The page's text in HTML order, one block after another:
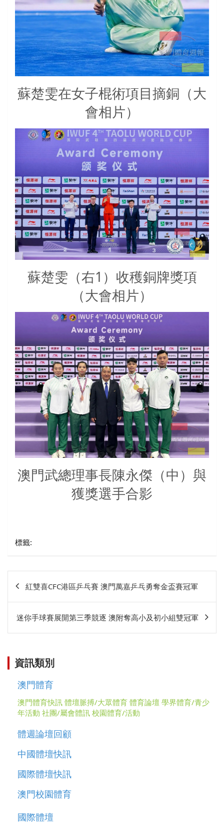
蘇楚雯在女子棍術項目摘銅（大
會相片）
蘇楚雯（右1）收穫銅牌獎項
（大會相片）
澳門武總理事長陳永傑（中）與
獲獎選手合影
標籤:
章
相
關
紅雙喜CFC港區乒乓賽 澳門萬嘉乒乓勇奪金盃賽冠軍
迷你手球賽展開第三季競逐 澳附奪高小及初小組雙冠軍
資訊類別
澳門體育
澳門體育快訊 體壇脈搏/大眾體育 體育論壇 學界體育/青少
年活動 社團/屬會體訊 校園體育/活動
體週論壇回顧
中國體壇快訊
國際體壇快訊
澳門校園體育
國際體壇